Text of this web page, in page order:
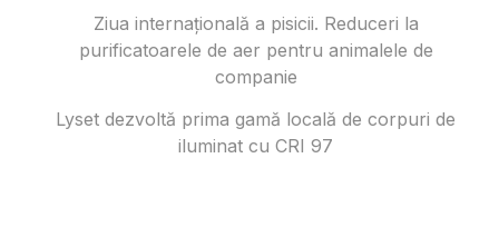
Ziua internațională a pisicii. Reduceri la
purificatoarele de aer pentru animalele de
companie
Lyset dezvoltă prima gamă locală de corpuri de
iluminat cu CRI 97